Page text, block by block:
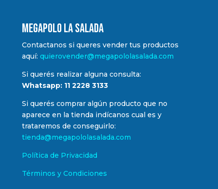
MEGAPOLO LA SALADA
Contactanos si queres vender tus productos
aquí: quierovender@megapololasalada.com
Si querés realizar alguna consulta:
Whatsapp: 11 2228 3133
Si querés comprar algún producto que no
aparece en la tienda indícanos cual es y
trataremos de conseguirlo:
tienda@megapololasalada.com
Política de Privacidad
Términos y Condiciones